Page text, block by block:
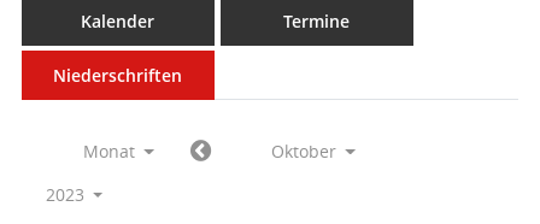
Kalender Termine
Niederschriften
Monat
Oktober
2023